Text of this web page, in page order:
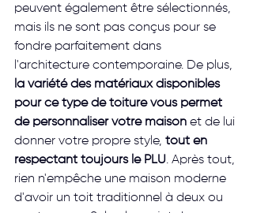
peuvent également être sélectionnés,
mais ils ne sont pas conçus pour se
fondre parfaitement dans
l'architecture contemporaine. De plus,
la variété des matériaux disponibles
pour ce type de toiture vous permet
de personnaliser votre maison et de lui
donner votre propre style, tout en
respectant toujours le PLU. Après tout,
rien n'empêche une maison moderne
d'avoir un toit traditionnel à deux ou